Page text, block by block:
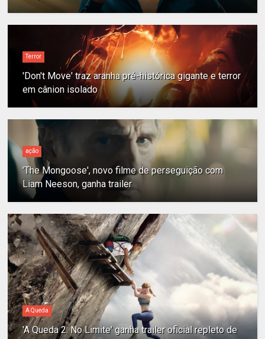
Terror
'Don't Move' traz aranha pré-histórica gigante e terror
em cânion isolado
ação
'The Mongoose', novo filme de perseguição com
Liam Neeson, ganha trailer
A Queda
'A Queda 2: No Limite' ganha trailer oficial repleto de